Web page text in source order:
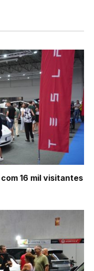
16 mil visitantes